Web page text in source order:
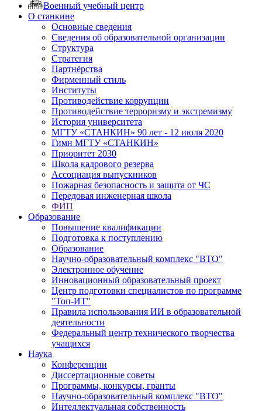
Военный учебный центр
О станкине
Основные сведения
Сведения об образовательной организации
Структура
Стратегия
Партнёрства
Фирменный стиль
Институты
Противодействие коррупции
Противодействие терроризму и экстремизму
История университета
МГТУ «СТАНКИН» 90 лет - 12 июля 2020
Гимн МГТУ «СТАНКИН»
Приоритет 2030
Школа кадрового резерва
Ассоциация выпускников
Пожарная безопасность и защита от ЧС
Передовая инженерная школа
ФИП
Образование
Повышение квалификации
Подготовка к поступлению
Образование
Научно-образовательный комплекс "ВТО"
Электронное обучение
Инновационный образовательный проект
Центр подготовки специалистов по программе
"Топ-ИТ"
Правила использования ИИ в образовательной
деятельности
Федеральный центр технического творчества
учащихся
Наука
Конференции
Диссертационные советы
Программы, конкурсы, гранты
Научно-образовательный комплекс "ВТО"
Интеллектуальная собственность